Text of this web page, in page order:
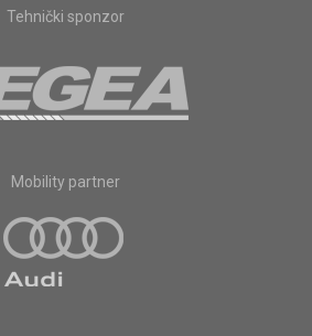
Tehnički sponzor
Mobility partner